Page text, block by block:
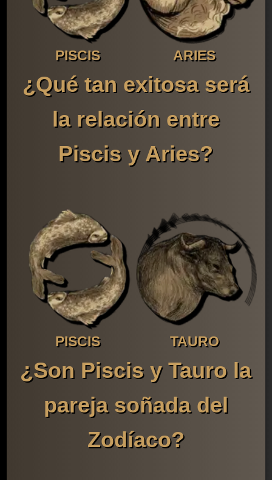
PISCIS ARIES
¿Qué tan exitosa será
la relación entre
Piscis y Aries?
PISCIS TAURO
¿Son Piscis y Tauro la
pareja soñada del
Zodíaco?